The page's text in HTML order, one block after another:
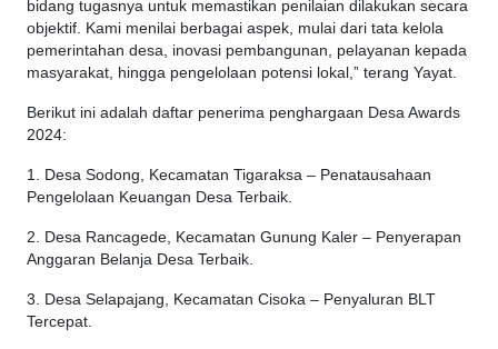
bidang tugasnya untuk memastikan penilaian dilakukan secara
objektif. Kami menilai berbagai aspek, mulai dari tata kelola
pemerintahan desa, inovasi pembangunan, pelayanan kepada
masyarakat, hingga pengelolaan potensi lokal,” terang Yayat.
Berikut ini adalah daftar penerima penghargaan Desa Awards
2024:
1. Desa Sodong, Kecamatan Tigaraksa – Penatausahaan
Pengelolaan Keuangan Desa Terbaik.
2. Desa Rancagede, Kecamatan Gunung Kaler – Penyerapan
Anggaran Belanja Desa Terbaik.
3. Desa Selapajang, Kecamatan Cisoka – Penyaluran BLT
Tercepat.